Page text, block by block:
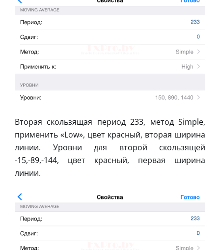
Вторая скользящая период 233, метод Simple,
применить «Low», цвет красный, вторая ширина
линии. Уровни для второй скользящей
-15,-89,-144, цвет красный, первая ширина
линии.